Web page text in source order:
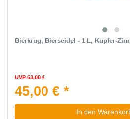
Bierkrug, Bierseidel - 1 L, Kupfer-
UVP 63,00 €
45,00 € *
In den